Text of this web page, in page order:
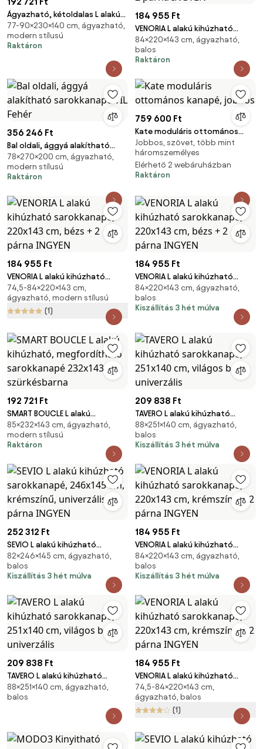
Ágyazható, kétoldalas L alakú
kanapé SILVIANO 230x140 cm,
krém színű
77-90×230×140 cm, ágyazható,
modern stílusú
Raktáron
184 955 Ft
VENORIA L alakú kihúzható
sarokkanapé, 220x143 cm,
világoszöld + 2 párna INGYEN
84×220×143 cm, ágyazható,
balos
Raktáron
356 246 Ft
Bal oldali, ággyá alakítható
sarokkanapé TIL Fehér
78×270×200 cm, ágyazható,
modern stílusú
Raktáron
759 600 Ft
Kate moduláris ottomános
kanapé, jobbos
Jobbos, szövet, több mint
háromszemélyes
Elérhető 2 webáruházban
Raktáron
184 955 Ft
VENORIA L alakú kihúzható
sarokkanapé, 220x143 cm, bézs
+ 2 párna INGYEN
74,5-84×220×143 cm,
ágyazható, modern stílusú
(1)
184 955 Ft
VENORIA L alakú kihúzható
sarokkanapé, 220x143 cm, bézs
+ 2 párna INGYEN
84×220×143 cm, ágyazható,
balos
Kiszállítás 3 hét múlva
192 721 Ft
SMART BOUCLE L alakú
kihúzható, megfordítható
sarokkanapé 232x143 cm,
szürkésbarna
85×232×143 cm, ágyazható,
modern stílusú
Raktáron
209 838 Ft
TAVERO L alakú kihúzható
sarokkanapé, 251x140 cm,
világos bézs, univerzális
88×251×140 cm, ágyazható,
balos
Kiszállítás 3 hét múlva
252 312 Ft
SEVIO L alakú kihúzható
sarokkanapé, 246x145 cm,
krémszínű, univerzális + 2 párna
INGYEN
82×246×145 cm, ágyazható,
balos
Kiszállítás 3 hét múlva
184 955 Ft
VENORIA L alakú kihúzható
sarokkanapé, 220x143 cm,
krémszínű + 2 párna INGYEN
84×220×143 cm, ágyazható,
balos
Kiszállítás 3 hét múlva
209 838 Ft
TAVERO L alakú kihúzható
sarokkanapé, 251x140 cm,
világos bézs, univerzális
88×251×140 cm, ágyazható,
balos
184 955 Ft
VENORIA L alakú kihúzható
sarokkanapé, 220x143 cm,
krémszínű + 2 párna INGYEN
74,5-84×220×143 cm,
ágyazható, balos
(1)